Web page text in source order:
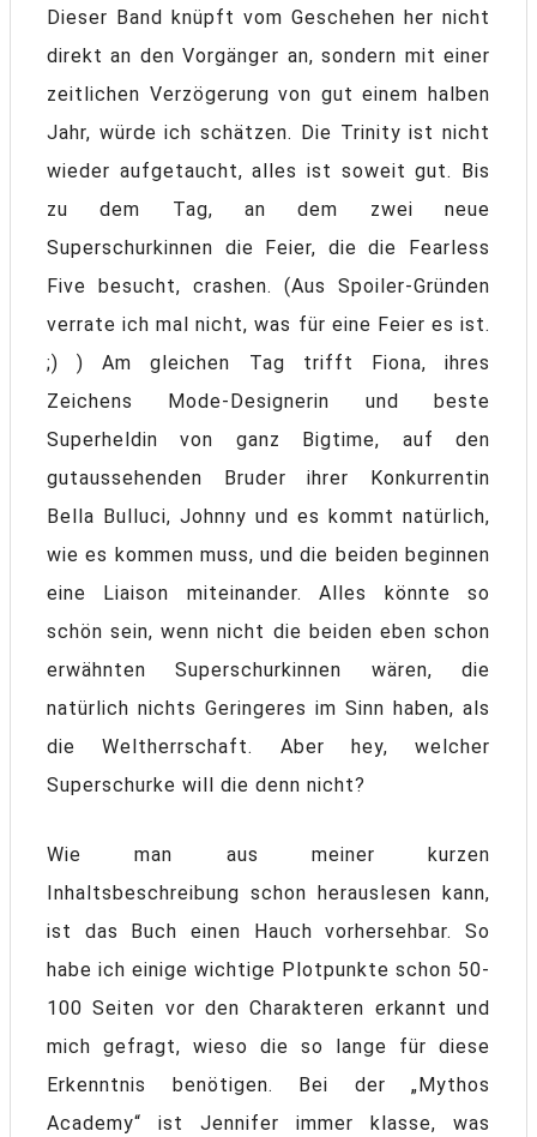
Dieser Band knüpft vom Geschehen her nicht
direkt an den Vorgänger an, sondern mit einer
zeitlichen Verzögerung von gut einem halben
Jahr, würde ich schätzen. Die Trinity ist nicht
wieder aufgetaucht, alles ist soweit gut. Bis
zu dem Tag, an dem zwei neue
Superschurkinnen die Feier, die die Fearless
Five besucht, crashen. (Aus Spoiler-Gründen
verrate ich mal nicht, was für eine Feier es ist.
;) ) Am gleichen Tag trifft Fiona, ihres
Zeichens Mode-Designerin und beste
Superheldin von ganz Bigtime, auf den
gutaussehenden Bruder ihrer Konkurrentin
Bella Bulluci, Johnny und es kommt natürlich,
wie es kommen muss, und die beiden beginnen
eine Liaison miteinander. Alles könnte so
schön sein, wenn nicht die beiden eben schon
erwähnten Superschurkinnen wären, die
natürlich nichts Geringeres im Sinn haben, als
die Weltherrschaft. Aber hey, welcher
Superschurke will die denn nicht?
Wie man aus meiner kurzen
Inhaltsbeschreibung schon herauslesen kann,
ist das Buch einen Hauch vorhersehbar. So
habe ich einige wichtige Plotpunkte schon 50-
100 Seiten vor den Charakteren erkannt und
mich gefragt, wieso die so lange für diese
Erkenntnis benötigen. Bei der „Mythos
Academy“ ist Jennifer immer klasse, was